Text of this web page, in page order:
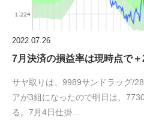
2022.07.26
7月決済の損益率は現時点で＋
サヤ取りは、9989サンドラッグ/
アが3組になったので明日は、
る。7月4日仕掛…